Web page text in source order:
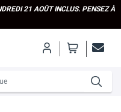
21 AOÛT INCLUS. PENSEZ À